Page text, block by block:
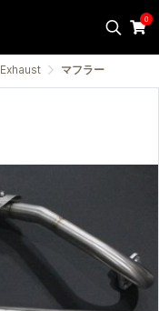
0
Exhaust マフラー